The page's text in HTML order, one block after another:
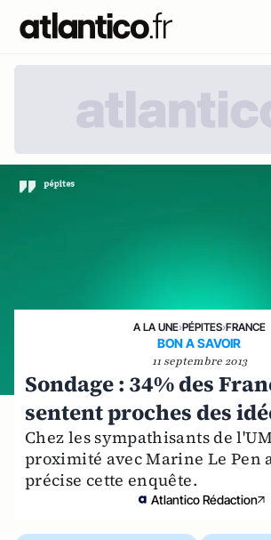
A LA UNE›PÉPITES›FRANCE
BON A SAVOIR
11 septembre 2013
Sondage : 34% des
sentent proches des
Chez les sympathisants de
proximité avec Marine Le Pen
précise cette enquête.
Atlantico Rédaction